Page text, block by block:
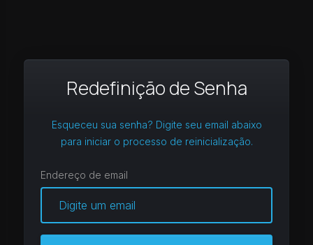
Redefinição de Senha
Esqueceu sua senha? Digite seu email abaixo
para iniciar o processo de reinicialização.
Endereço de email